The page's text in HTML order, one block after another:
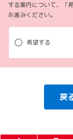
【3．推奨環境について
1.当社の推奨するイ
それに伴う連絡の不
いただく場合がござい
する案内について、「
お進みください。
希望する
戻